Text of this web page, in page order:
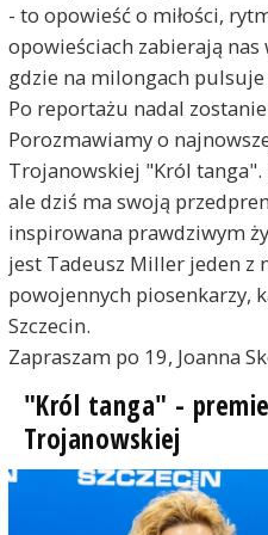
- to opowieść o miłości,
opowieściach zabierają
gdzie na milongach pulsuje
Po reportażu nadal
Porozmawiamy o
Trojanowskiej "Król tanga".
ale dziś ma swoją
inspirowana prawdziwym
jest Tadeusz Miller jeden z
powojennych piosenkarzy,
Szczecin.
Zapraszam po 19, Joanna
"Król tanga" -
Trojanowskiej